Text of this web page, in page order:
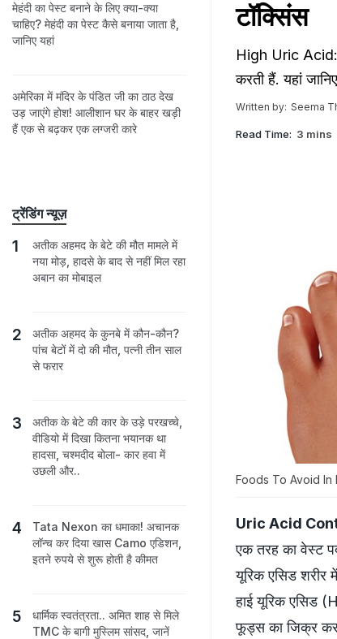
टॉक्सिंस
High Uric Acid:
करती हैं. यहां
Written by: Seema
Read Time: 3 mins
Foods To Avoid In
Uric Acid
एक तरह का वेस्ट
यूरिक एसिड शरीर
हाई यूरिक एसिड
फूड्स का जिक्र कर
मेहंदी का पेस्ट बनाने के लिए क्या-क्या
चाहिए? मेहंदी का पेस्ट कैसे बनाया जाता है,
जान‍िए यहां
अमेरिका में मंदिर के पंडित जी का ठाठ देख
उड़ जाएंगे होश! आलीशान घर के बाहर खड़ी
हैं एक से बढ़कर एक लग्जरी कारे
ट्रेंडिंग न्यूज़
अतीक अहमद के बेटे की मौत मामले में
नया मोड़, हादसे के बाद से नहीं मिल रहा
अबान का मोबाइल
अतीक अहमद के कुनबे में कौन-कौन?
पांच बेटों में दो की मौत, पत्नी तीन साल
से फरार
अतीक के बेटे की कार के उड़े परखच्चे,
वीडियो में दिखा कितना भयानक था
हादसा, चश्मदीद बोला- कार हवा में
उछली और..
Tata Nexon का धमाका! अचानक
लॉन्च कर दिया खास Camo एडिशन,
इतने रुपये से शुरू होती है कीमत
धार्मिक स्वतंत्रता.. अमित शाह से मिले
TMC के बागी मुस्लिम सांसद, जानें